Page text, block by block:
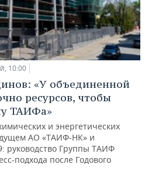
10:00
«У объединенной
ресурсов, чтобы
ТАИФа»
и энергетических
АО «ТАИФ-НК» и
руководство Группы ТАИФ
подхода после Годового